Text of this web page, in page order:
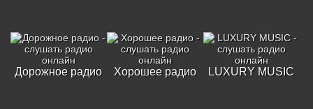
Дорожное радио Хорошее радио LUXURY MUSIC